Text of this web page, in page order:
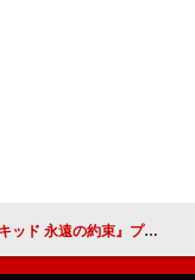
・グランデを守った行動は“本能だった”と語る